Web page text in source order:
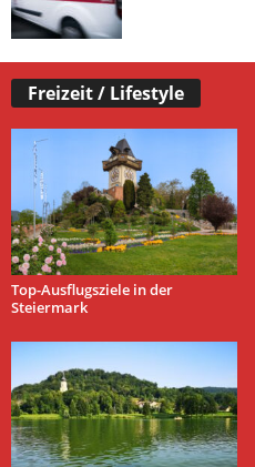
Freizeit / Lifestyle
Top-Ausflugsziele in der
Steiermark